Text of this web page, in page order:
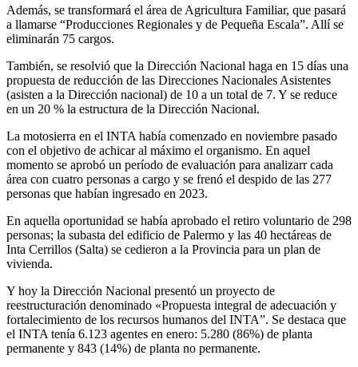
Además, se transformará el área de Agricultura Familiar, que pasará
a llamarse “Producciones Regionales y de Pequeña Escala”. Allí se
eliminarán 75 cargos.
También, se resolvió que la Dirección Nacional haga en 15 días una
propuesta de reducción de las Direcciones Nacionales Asistentes
(asisten a la Dirección nacional) de 10 a un total de 7. Y se reduce
en un 20 % la estructura de la Dirección Nacional.
La motosierra en el INTA había comenzado en noviembre pasado
con el objetivo de achicar al máximo el organismo. En aquel
momento se aprobó un período de evaluación para analizarr cada
área con cuatro personas a cargo y se frenó el despido de las 277
personas que habían ingresado en 2023.
En aquella oportunidad se había aprobado el retiro voluntario de 298
personas; la subasta del edificio de Palermo y las 40 hectáreas de
Inta Cerrillos (Salta) se cedieron a la Provincia para un plan de
vivienda.
Y hoy la Dirección Nacional presentó un proyecto de
reestructuración denominado «Propuesta integral de adecuación y
fortalecimiento de los recursos humanos del INTA”. Se destaca que
el INTA tenía 6.123 agentes en enero: 5.280 (86%) de planta
permanente y 843 (14%) de planta no permanente.